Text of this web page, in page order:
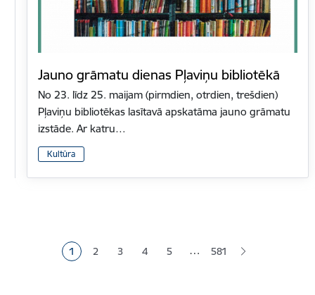
Jauno grāmatu dienas Pļaviņu bibliotēkā
No 23. līdz 25. maijam (pirmdien, otrdien, trešdien)
Pļaviņu bibliotēkas lasītavā apskatāma jauno grāmatu
izstāde. Ar katru…
Kultūra
Pašreizējā lapa
1 Lapa
2 Lapa
3 Lapa
4 Lapa
5 … 581